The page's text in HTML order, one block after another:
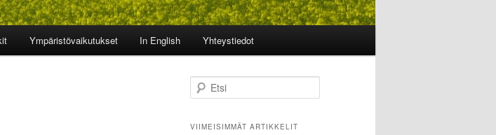
Ympäristövaikutukset In English Yhteystiedot
t
iVIIMEISIMMÄT ARTIKKELIT